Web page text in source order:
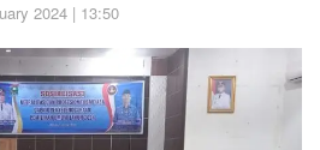
2024 | 13:50